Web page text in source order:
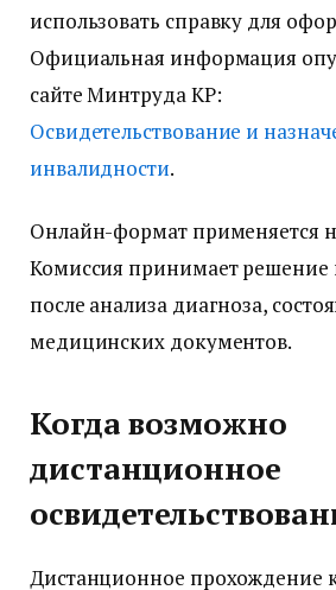
использовать справку для
Официальная информация
сайте Минтруда КР:
Освидетельствование и
инвалидности.
Онлайн-формат применяется
Комиссия принимает решение
после анализа диагноза,
медицинских документов.
Когда возможно
дистанционное
Дистанционное прохождение